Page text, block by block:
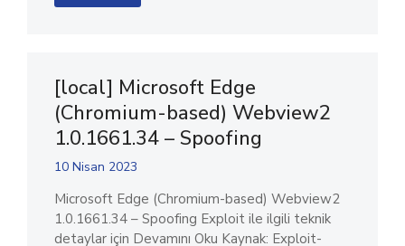
[local] Microsoft Edge
(Chromium-based) Webview2
1.0.1661.34 – Spoofing
10 Nisan 2023
Microsoft Edge (Chromium-based) Webview2
1.0.1661.34 – Spoofing Exploit ile ilgili teknik
detaylar için Devamını Oku Kaynak: Exploit-